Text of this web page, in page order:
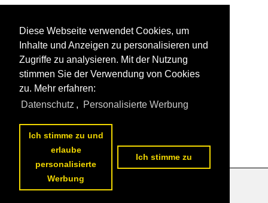
Datenschutzerklärung
Diese Webseite verwendet Cookies, um
Inhalte und Anzeigen zu personalisieren und
Zugriffe zu analysieren. Mit der Nutzung
stimmen Sie der Verwendung von Cookies
zu. Mehr erfahren:
Datenschutz , Personalisierte Werbung
Ich stimme zu und
erlaube
personalisierte
Werbung
Ich stimme zu